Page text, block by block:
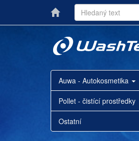
Auwa - Autokosmetika
Pollet - čistící prostředky
Ostatní